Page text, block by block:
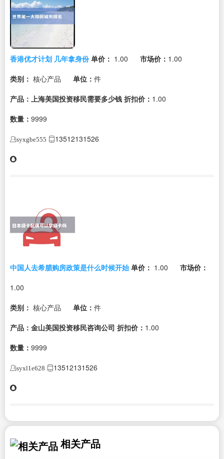
香港优才计划 几年拿身份 单价： 1.00 市场价： 1.00
类别： 核心产品 单位： 件
产品：上海美国投资移民需要多少钱 折扣价： 1.00
数量： 9999
syxgbe555 13512131526
中国人去希腊购房政策是什么时候开始 单价： 1.00
市场价：
1.00
类别： 核心产品 单位： 件
产品：金山美国投资移民咨询公司 折扣价： 1.00
数量： 9999
syxl1e628 13512131526
相关产品